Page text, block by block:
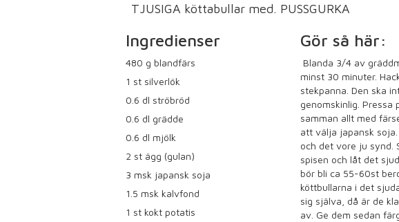
TJUSIGA köttabullar med. PUSSGURKA
Ingredienser
480 g blandfärs
1 st silverlök
0.6 dl ströbröd
0.6 dl grädde
0.6 dl mjölk
2 st ägg (gulan)
3 msk japansk soja
1.5 msk kalvfond
1 st kokt potatis
Gör så här:
Blanda 3/4 av
minst 30 minuter.
stekpanna. Den ska
genomskinlig. Pressa
samman allt med
att välja japansk
och det vore ju synd.
spisen och låt det
bör bli ca 55-60st
köttbullarna i det
sig själva, då är de
av. Ge dem sedan